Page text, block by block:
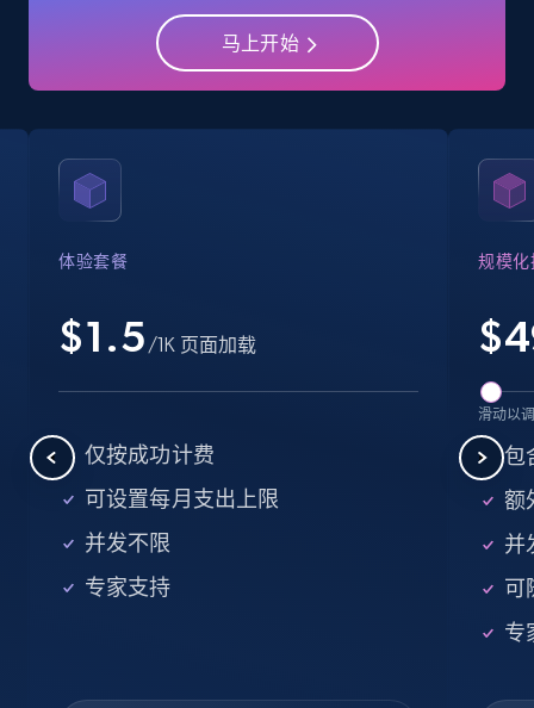
3.5K+ 注册使用
Crunchbase companies information
Name, URL, ID, Cb rank, Region, About,
Searching data by keyword
Name, URL, ID, Cb rank, Region, About,
Industries, Operating status, and more.
马上开始
体验套餐
$1.5 /1K 页面加载
仅按成功计费
可设置每月支出上限
并发不限
专家支持
规模化
$
滑动以
包
额
并
可
专